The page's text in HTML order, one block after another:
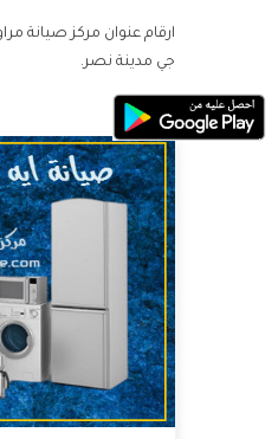
ارقام عنوان مركز صيانة
جي مدينة نصر.